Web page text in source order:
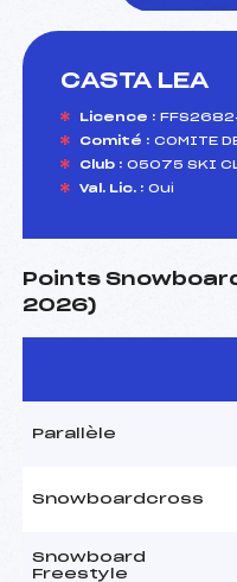
CASTA LEA
Licence :
Comité : COMITE
Club : 05075 SKI
Val. Lic. : Oui
Points
2026)
Parallèle
Snowboardcross
Snowboard
Freestyle